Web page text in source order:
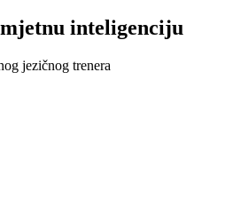
inteligenciju
jezičnog trenera